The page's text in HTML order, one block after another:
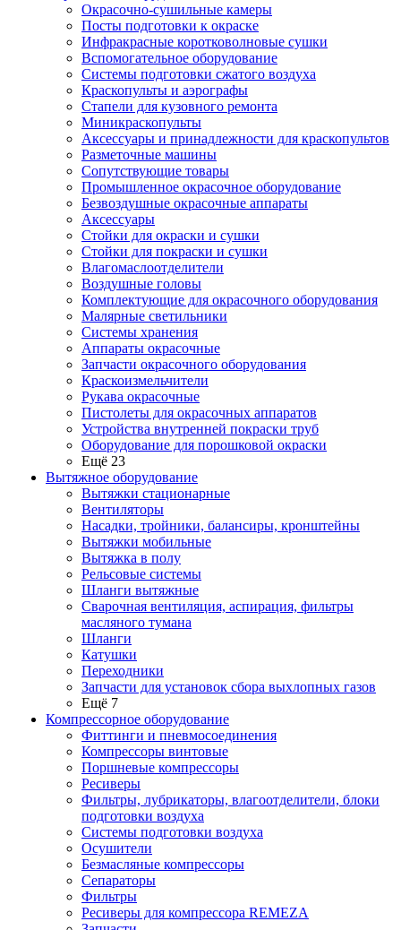
Окрасочно-сушильные камеры
Посты подготовки к окраске
Инфракрасные коротковолновые сушки
Вспомогательное оборудование
Системы подготовки сжатого воздуха
Краскопульты и аэрографы
Стапели для кузовного ремонта
Миникраскопульты
Аксессуары и принадлежности для краскопультов
Разметочные машины
Сопутствующие товары
Промышленное окрасочное оборудование
Безвоздушные окрасочные аппараты
Аксессуары
Стойки для окраски и сушки
Стойки для покраски и сушки
Влагомаслоотделители
Воздушные головы
Комплектующие для окрасочного оборудования
Малярные светильники
Системы хранения
Аппараты окрасочные
Запчасти окрасочного оборудования
Краскоизмельчители
Рукава окрасочные
Пистолеты для окрасочных аппаратов
Устройства внутренней покраски труб
Оборудование для порошковой окраски
Ещё 23
Вытяжное оборудование
Вытяжки стационарные
Вентиляторы
Насадки, тройники, балансиры, кронштейны
Вытяжки мобильные
Вытяжка в полу
Рельсовые системы
Шланги вытяжные
Сварочная вентиляция, аспирация, фильтры
масляного тумана
Шланги
Катушки
Переходники
Запчасти для установок сбора выхлопных газов
Ещё 7
Компрессорное оборудование
Фиттинги и пневмосоединения
Компрессоры винтовые
Поршневые компрессоры
Ресиверы
Фильтры, лубрикаторы, влагоотделители, блоки
подготовки воздуха
Системы подготовки воздуха
Осушители
Безмасляные компрессоры
Сепараторы
Фильтры
Ресиверы для компрессора REMEZA